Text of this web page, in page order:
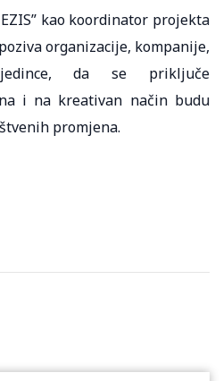
kao koordinator projekta
organizacije, kompanije,
da se priključe
i na kreativan način budu
promjena.